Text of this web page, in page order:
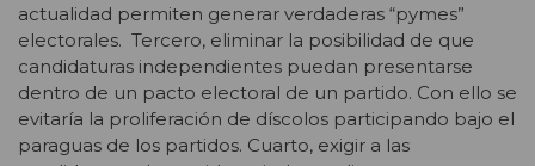
actualidad permiten generar verdaderas “pymes”
electorales. Tercero, eliminar la posibilidad de que
candidaturas independientes puedan presentarse
dentro de un pacto electoral de un partido. Con ello se
evitaría la proliferación de díscolos participando bajo el
paraguas de los partidos. Cuarto, exigir a las